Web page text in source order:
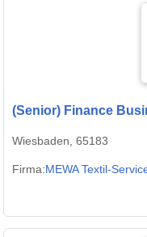
(Senior) Finance
Wiesbaden, 65183
Firma:MEWA Textil-